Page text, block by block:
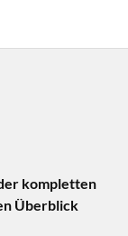
kompletten
Überblick